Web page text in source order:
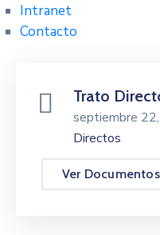
Intranet
Contacto
Trato
septiembre
Directos
Ver Documentos